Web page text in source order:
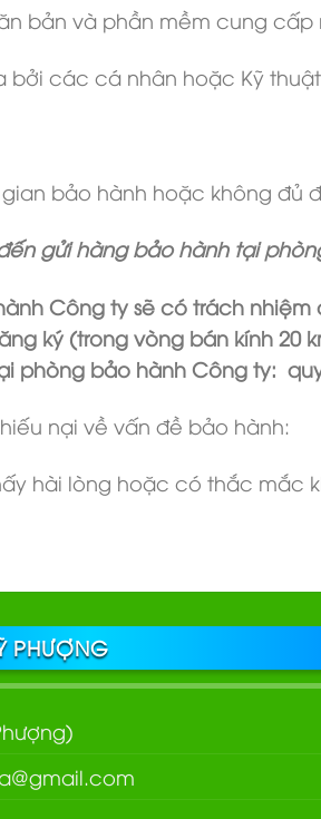
bản và phần mềm cung
bởi các cá nhân hoặc Kỹ
bảo hành hoặc không đủ
gửi hàng bảo hành tại
Công ty sẽ có trách
ký (trong vòng bán kính 20
phòng bảo hành Công ty:
nại về vấn đề bảo hành:
hài lòng hoặc có thắc mắc
PHƯỢNG